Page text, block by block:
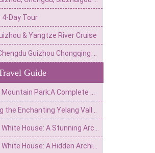
4-Day Tour
& Yangtze River Cruise
Guide